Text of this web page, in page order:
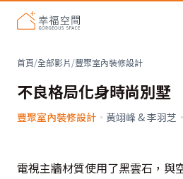
首頁/全部影片/豐聚室內裝修設計
不良格局化身時尚別墅
豐聚室內裝修設計 · 黃翊峰 & 李羽芝 ·
電視主牆材質使用了黑雲石，與